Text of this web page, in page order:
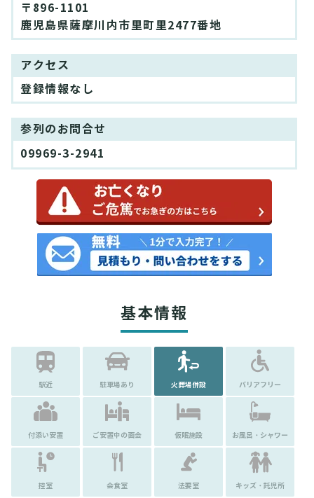
〒896-1101
鹿児島県薩摩川内市里町里2477番地
アクセス
登録情報なし
参列のお問合せ
09969-3-2941
基本情報
駅近 駐車場あり 火葬場併設 バリアフリー
付添い安置 ご安置中の面会 仮眠施設 お風呂・シャワー
控室 会食室 法要室 キッズ・託児所